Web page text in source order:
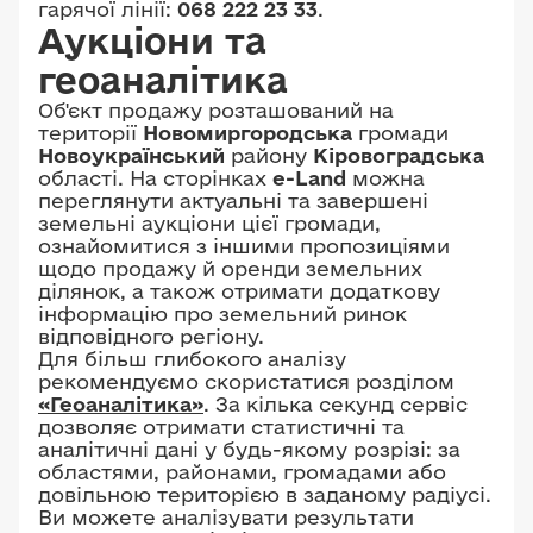
гарячої лінії: 068 222 23 33.
Аукціони та
геоаналітика
Об'єкт продажу розташований на
території Новомиргородська громади
Новоукраїнський району Кіровоградська
області. На сторінках e-Land можна
переглянути актуальні та завершені
земельні аукціони цієї громади,
ознайомитися з іншими пропозиціями
щодо продажу й оренди земельних
ділянок, а також отримати додаткову
інформацію про земельний ринок
відповідного регіону.
Для більш глибокого аналізу
рекомендуємо скористатися розділом
«Геоаналітика». За кілька секунд сервіс
дозволяє отримати статистичні та
аналітичні дані у будь-якому розрізі: за
областями, районами, громадами або
довільною територією в заданому радіусі.
Ви можете аналізувати результати